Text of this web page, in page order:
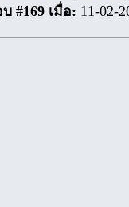
#169 เมื่อ: 11-02-